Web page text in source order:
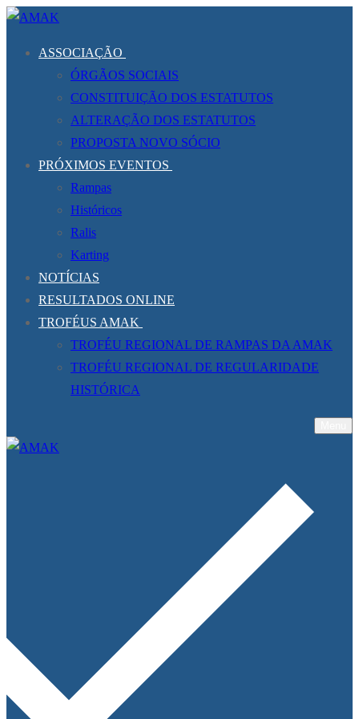
Saltar
conteúdo
Menu
Fechar
ASSOCIAÇÃO
ÓRGÃOS SOCIAIS
CONSTITUIÇÃO DOS ESTATUTOS
ALTERAÇÃO DOS ESTATUTOS
PROPOSTA NOVO SÓCIO
PRÓXIMOS EVENTOS
Rampas
Históricos
Ralis
Karting
NOTÍCIAS
RESULTADOS ONLINE
TROFÉUS AMAK
TROFÉU REGIONAL DE RAMPAS DA AMAK
TROFÉU REGIONAL DE REGULARIDADE
HISTÓRICA